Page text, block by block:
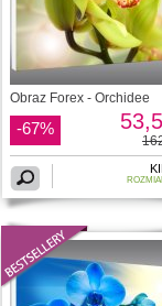
Obraz Forex - Orchidee
-67%